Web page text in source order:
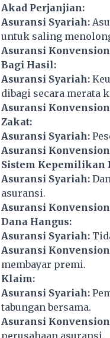
Akad Perjanjian:
Asuransi Syariah:
untuk saling
Asuransi
Bagi Hasil:
Asuransi Syariah:
dibagi secara merata
Asuransi
Zakat:
Asuransi Syariah:
Asuransi
Sistem Kepemilikan
Asuransi Syariah:
asuransi.
Asuransi
Dana Hangus:
Asuransi Syariah:
Asuransi
membayar premi.
Klaim:
Asuransi Syariah:
tabungan bersama.
Asuransi
perusahaan asuransi.